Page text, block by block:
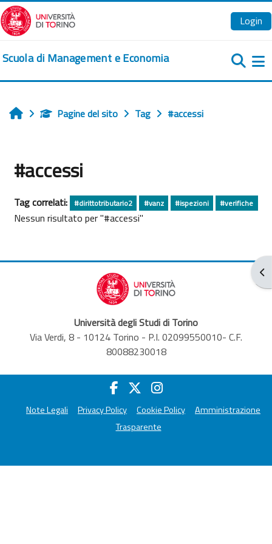
Vai al contenuto principale
Login
Scuola di Management e Economia
HomePagine del sito Tag #accessi
#accessi
Tag correlati: #dirittotributario2 #vanz #ispezioni #verifiche
Nessun risultato per "#accessi"
Università degli Studi di Torino
Via Verdi, 8 - 10124 Torino - P.I. 02099550010- C.F.
80088230018
Note Legali Privacy Policy Cookie Policy
Amministrazione
Trasparente